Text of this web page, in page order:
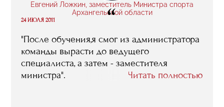
Евгений Ложкин, заместитель Министра спорта
Архангельской области
“
24 ИЮЛЯ 2011
"После обучения,я смог из администратора
команды вырасти до ведущего
специалиста, а затем - заместителя
министра".
Читать полностью